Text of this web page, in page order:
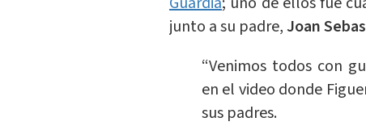
junto a su padre, Joan
“Venimos todos con
en el video donde
sus padres.